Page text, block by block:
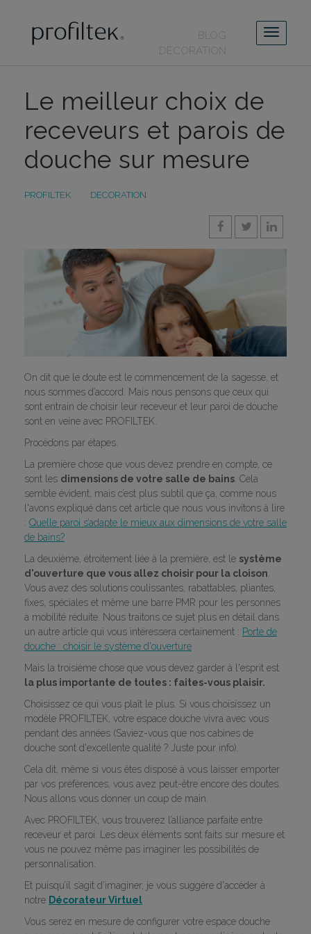
BLOG
DÉCORATION
Le meilleur choix de
receveurs et parois de
douche sur mesure
PROFILTEK DECORATION
On dit que le doute est le commencement de la sagesse, et
nous sommes d’accord. Mais nous pensons que ceux qui
sont entrain de choisir leur receveur et leur paroi de douche
sont en veine avec PROFILTEK.
Procédons par étapes.
La première chose que vous devez prendre en compte, ce
sont les dimensions de votre salle de bains . Cela
semble évident, mais c’est plus subtil que ça, comme nous
l'avons expliqué dans cet article que nous vous invitons à lire
: Quelle paroi s’adapte le mieux aux dimensions de votre salle
de bains?
La deuxième, étroitement liée à la première, est le système
d'ouverture que vous allez choisir pour la cloison
Vous avez des solutions coulissantes, rabattables, pliantes,
fixes, spéciales et même une barre PMR pour les personnes
à mobilité réduite. Nous traitons ce sujet plus en détail dans
un autre article qui vous intéressera certainement : Porte de
douche : choisir le système d'ouverture
Mais la troisième chose que vous devez garder à l'esprit est
la plus importante de toutes : faites-vous plaisir.
Choisissez ce qui vous plaît le plus. Si vous choisissez un
modèle PROFILTEK, votre espace douche vivra avec vous
pendant des années (Saviez-vous que nos cabines de
douche sont d'excellente qualité ? Juste pour info).
Cela dit, même si vous êtes disposé à vous laisser emporter
par vos préférences, vous avez peut-être encore des doutes.
Nous allons vous donner un coup de main.
Avec PROFILTEK, vous trouverez l’alliance parfaite entre
receveur et paroi. Les deux éléments sont faits sur mesure et
vous ne pouvez même pas imaginer les possibilités de
personnalisation.
Et puisqu’il s’agit d’imaginer, je vous suggère d'accéder à
notre Décorateur Virtuel
Vous serez en mesure de configurer votre espace douche